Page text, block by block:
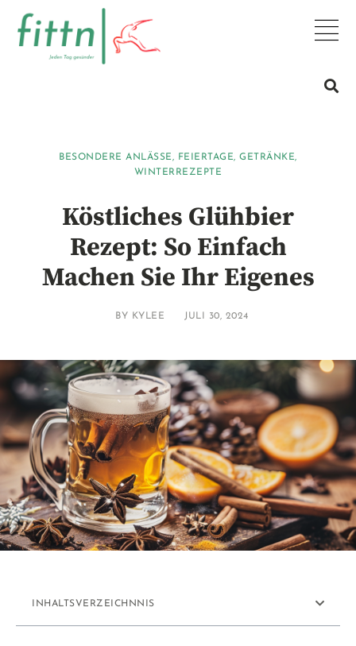
BESONDERE ANLÄSSE, FEIERTAGE,GETRÄNKE,
WINTERREZEPTE
Köstliches Glühbier
Rezept: So Einfach
Machen Sie Ihr Eigenes
BY KYLEE JULI 30, 2024
INHALTSVERZEICHNNIS